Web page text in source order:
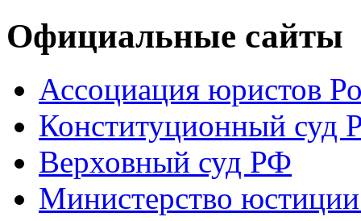
Официальные сайты
Ассоциация юристов
Конституционный суд
Верховный суд РФ
Министерство